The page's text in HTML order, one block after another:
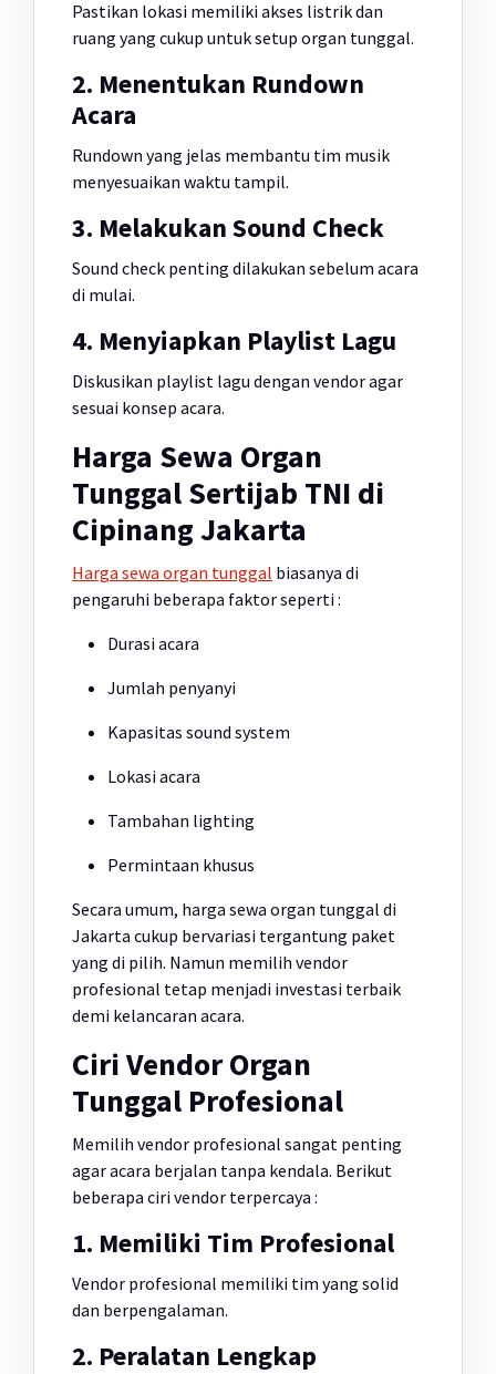
Pastikan lokasi memiliki akses listrik dan
ruang yang cukup untuk setup organ tunggal.
2. Menentukan Rundown
Acara
Rundown yang jelas membantu tim musik
menyesuaikan waktu tampil.
3. Melakukan Sound Check
Sound check penting dilakukan sebelum acara
di mulai.
4. Menyiapkan Playlist Lagu
Diskusikan playlist lagu dengan vendor agar
sesuai konsep acara.
Harga Sewa Organ
Tunggal Sertijab TNI di
Cipinang Jakarta
Harga sewa organ tunggal biasanya di
pengaruhi beberapa faktor seperti :
Durasi acara
Jumlah penyanyi
Kapasitas sound system
Lokasi acara
Tambahan lighting
Permintaan khusus
Secara umum, harga sewa organ tunggal di
Jakarta cukup bervariasi tergantung paket
yang di pilih. Namun memilih vendor
profesional tetap menjadi investasi terbaik
demi kelancaran acara.
Ciri Vendor Organ
Tunggal Profesional
Memilih vendor profesional sangat penting
agar acara berjalan tanpa kendala. Berikut
beberapa ciri vendor terpercaya :
1. Memiliki Tim Profesional
Vendor profesional memiliki tim yang solid
dan berpengalaman.
2. Peralatan Lengkap